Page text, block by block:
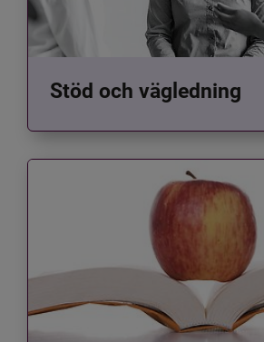
Stöd och vägledning